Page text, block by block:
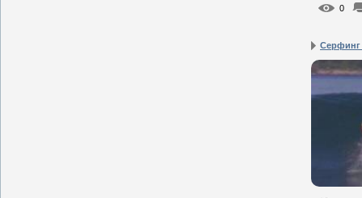
0
Серфинг